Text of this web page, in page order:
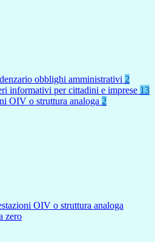
obblighi amministrativi 2
informativi per cittadini e imprese 13
OIV o struttura analoga 2
OIV o struttura analoga
zero